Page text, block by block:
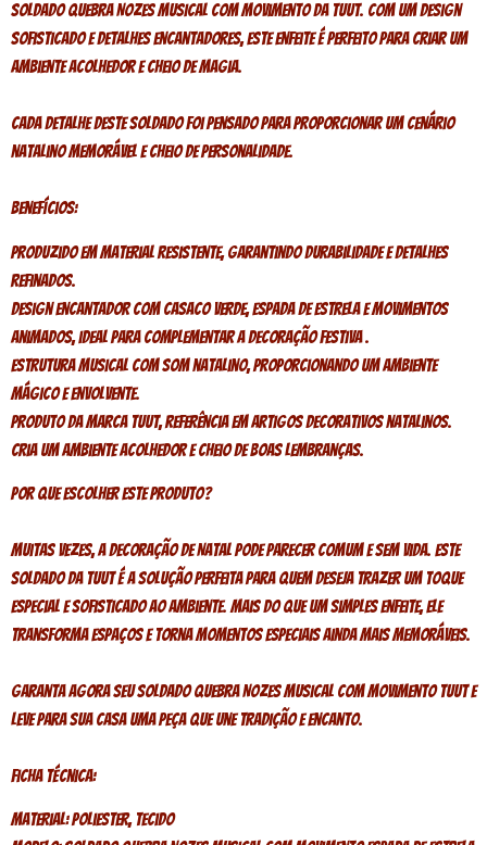
Soldado Quebra Nozes Musical Com Movimento da Tuut. Com um design
sofisticado e detalhes encantadores, este enfeite é perfeito para criar um
ambiente acolhedor e cheio de magia.
Cada detalhe deste soldado foi pensado para proporcionar um cenário
natalino memorável e cheio de personalidade.
Benefícios:
Produzido em material resistente, garantindo durabilidade e detalhes
refinados.
Design encantador com casaco verde, espada de estrela e movimentos
animados, ideal para complementar a decoração festiva .
Estrutura musical com som natalino, proporcionando um ambiente
mágico e envolvente.
Produto da marca Tuut, referência em artigos decorativos natalinos.
Cria um ambiente acolhedor e cheio de boas lembranças.
Por que escolher este produto?
Muitas vezes, a decoração de Natal pode parecer comum e sem vida. Este
soldado da Tuut é a solução perfeita para quem deseja trazer um toque
especial e sofisticado ao ambiente. Mais do que um simples enfeite, ele
transforma espaços e torna momentos especiais ainda mais memoráveis.
Garanta agora seu Soldado Quebra Nozes Musical Com Movimento Tuut e
leve para sua casa uma peça que une tradição e encanto.
Ficha Técnica:
Material: Poliester, Tecido